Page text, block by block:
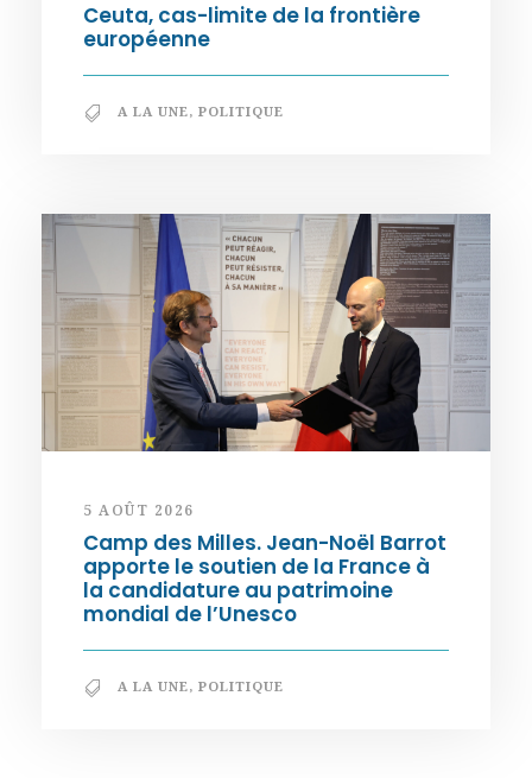
Ceuta, cas-limite de la frontière
européenne
A LA UNE, POLITIQUE
5 AOÛT 2026
Camp des Milles. Jean-Noël Barrot
apporte le soutien de la France à
la candidature au patrimoine
mondial de l’Unesco
A LA UNE, POLITIQUE